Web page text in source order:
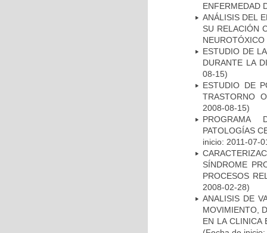
ENFERMEDAD
ANÁLISIS DEL
SU RELACIÓN
NEUROTÓXICO
ESTUDIO DE
DURANTE LA
08-15)
ESTUDIO DE
TRASTORNO
2008-08-15)
PROGRAMA
PATOLOGÍAS
inicio: 2011-07-
SÍNDROME
PROCESOS
2008-02-28)
ANALISIS DE
MOVIMIENTO,
EN LA CLINICA